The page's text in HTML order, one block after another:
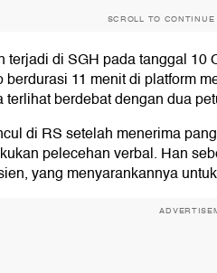
SCROLL TO
terjadi di SGH pada tanggal
berdurasi 11 menit di platform
terlihat berdebat dengan dua
di RS setelah menerima
pelecehan verbal. Han
yang menyarankannya